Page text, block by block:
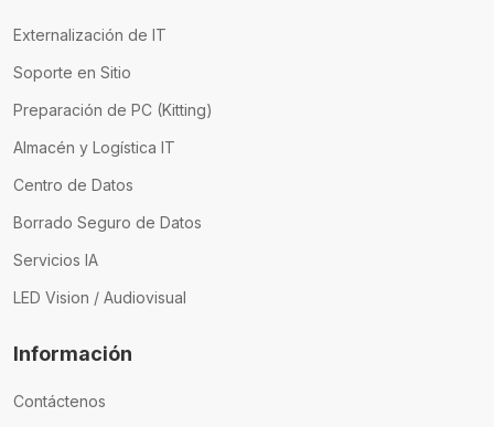
Externalización de IT
Soporte en Sitio
Preparación de PC (Kitting)
Almacén y Logística IT
Centro de Datos
Borrado Seguro de Datos
Servicios IA
LED Vision / Audiovisual
Información
Contáctenos